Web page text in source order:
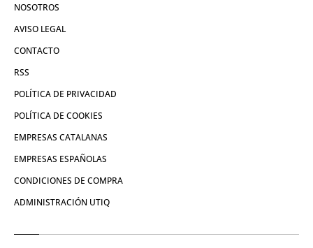
NOSOTROS
AVISO LEGAL
CONTACTO
RSS
POLÍTICA DE PRIVACIDAD
POLÍTICA DE COOKIES
EMPRESAS CATALANAS
EMPRESAS ESPAÑOLAS
CONDICIONES DE COMPRA
ADMINISTRACIÓN UTIQ